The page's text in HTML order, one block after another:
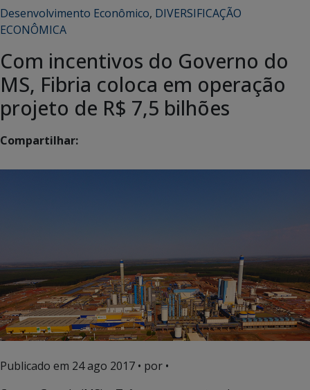
Desenvolvimento Econômico, DIVERSIFICAÇÃO
ECONÔMICA
Com incentivos do Governo do
MS, Fibria coloca em operação
projeto de R$ 7,5 bilhões
Compartilhar:
Publicado em 24 ago 2017 • por •